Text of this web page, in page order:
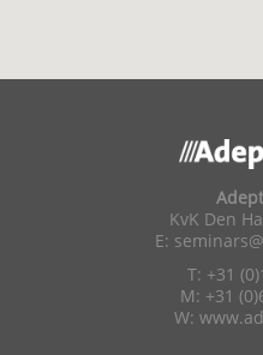
KvK Den
E:
T: +31
M: +31
W: